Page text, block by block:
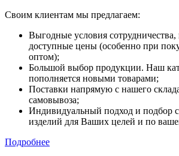
Своим клиентам мы предлагаем:
Выгодные условия сотрудничества,
доступные цены (особенно при
оптом);
Большой выбор продукции. Наш
пополняется новыми товарами;
Поставки напрямую с нашего
самовывоза;
Индивидуальный подход и подбор
изделий для Ваших целей и по
Подробнее